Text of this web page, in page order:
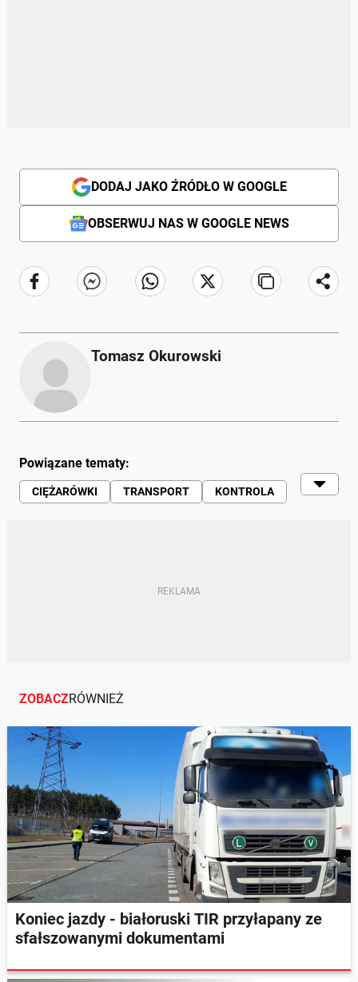
DODAJ JAKO ŹRÓDŁO W GOOGLE
OBSERWUJ NAS W GOOGLE NEWS
Tomasz Okurowski
Powiązane tematy:
CIĘŻARÓWKI TRANSPORT
KONTROLA
ZOBACZRÓWNIEŻ
Koniec jazdy - białoruski TIR przyłapany ze
sfałszowanymi dokumentami